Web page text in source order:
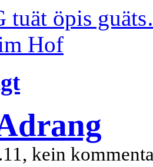
tuät öpis
Hof
kein